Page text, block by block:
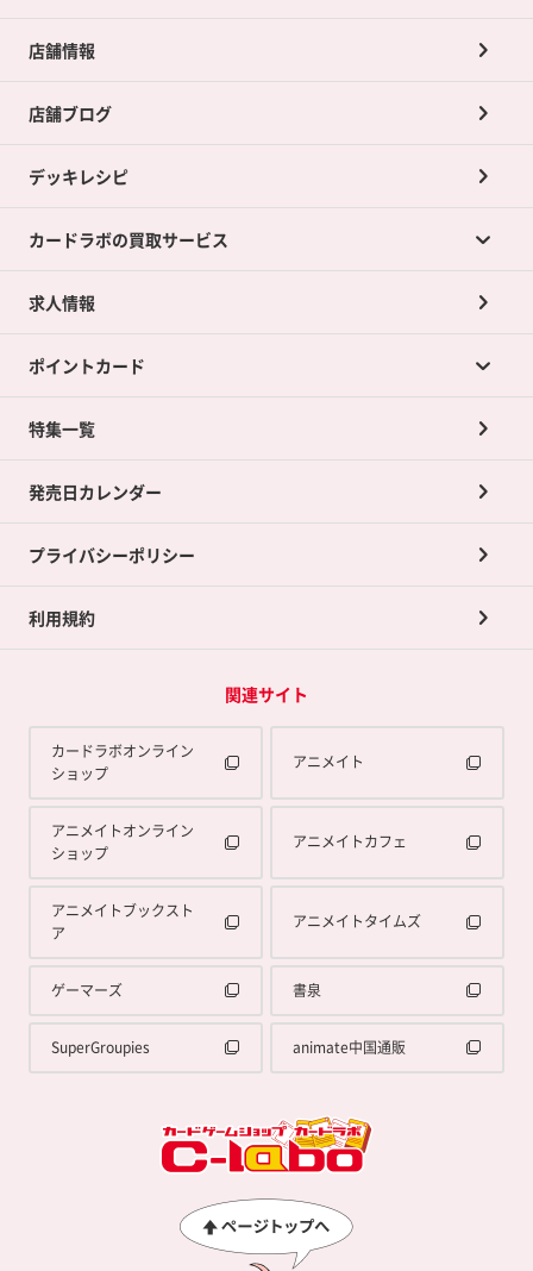
店舗情報
店舗ブログ
デッキレシピ
カードラボの買取サービス
カードラボの買取サービスTOP
店舗買取について
ネット買取について
買取承諾書について
求人情報
ポイントカード
ポイントカードTOP
ポイント交換景品
特集一覧
発売日カレンダー
プライバシーポリシー
利用規約
関連サイト
カードラボオンライン
ショップ
アニメイト
アニメイトオンライン
ショップ
アニメイトカフェ
アニメイトブックスト
ア
アニメイトタイムズ
ゲーマーズ 書泉
SuperGroupies animate中国通販